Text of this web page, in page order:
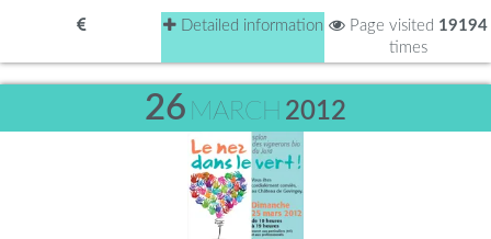
Detailed information Page visited 19194
times
26 MARCH 2012